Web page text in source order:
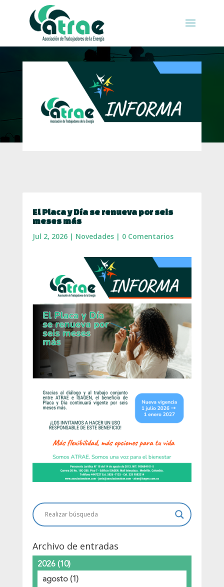
El Placa y Día se renueva por seis
meses más
Jul 2, 2026| Novedades| 0 Comentarios
Archivo de entradas
2026 (10)
agosto (1)